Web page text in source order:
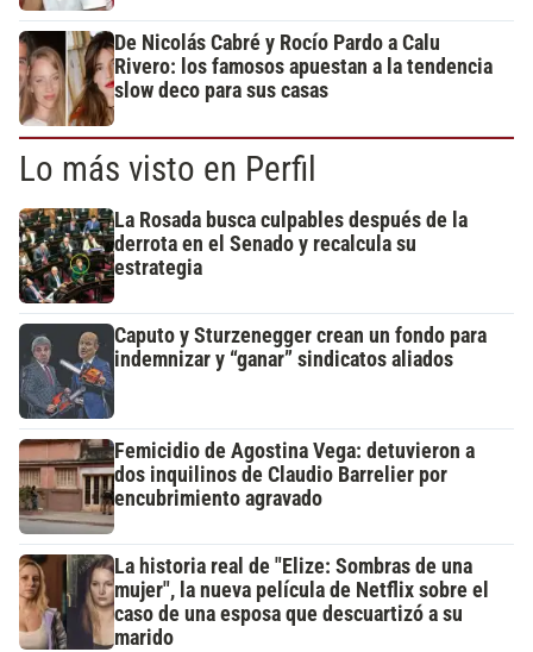
De Nicolás Cabré y Rocío Pardo a Calu
Rivero: los famosos apuestan a la tendencia
slow deco para sus casas
Lo más visto en Perfil
La Rosada busca culpables después de la
derrota en el Senado y recalcula su
estrategia
Caputo y Sturzenegger crean un fondo para
indemnizar y “ganar” sindicatos aliados
Femicidio de Agostina Vega: detuvieron a
dos inquilinos de Claudio Barrelier por
encubrimiento agravado
La historia real de "Elize: Sombras de una
mujer", la nueva película de Netflix sobre el
caso de una esposa que descuartizó a su
marido